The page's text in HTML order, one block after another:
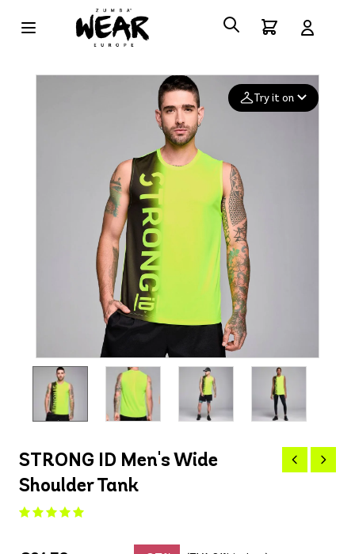
Try it on
Deleted after 24 hours
STRONG ID Men's Wide
Shoulder Tank